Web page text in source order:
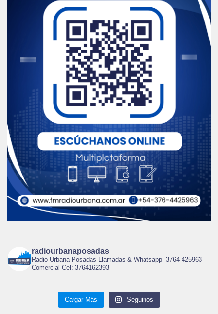
radiourbanaposadas
Radio Urbana Posadas Llamadas & Whatsapp: 3764-425963
Comercial Cel: 3764162393
Cargar Más Seguinos